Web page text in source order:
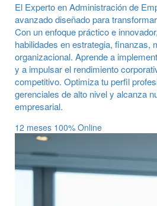
El Experto en Administración de
avanzado diseñado para
Con un enfoque práctico e
habilidades en estrategia, finanzas,
organizacional. Aprende a
y a impulsar el rendimiento
competitivo. Optimiza tu perfil
gerenciales de alto nivel y alcanza
empresarial.
12 meses 100% Online